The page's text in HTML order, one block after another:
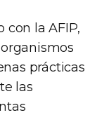
con la AFIP,
prácticas
las